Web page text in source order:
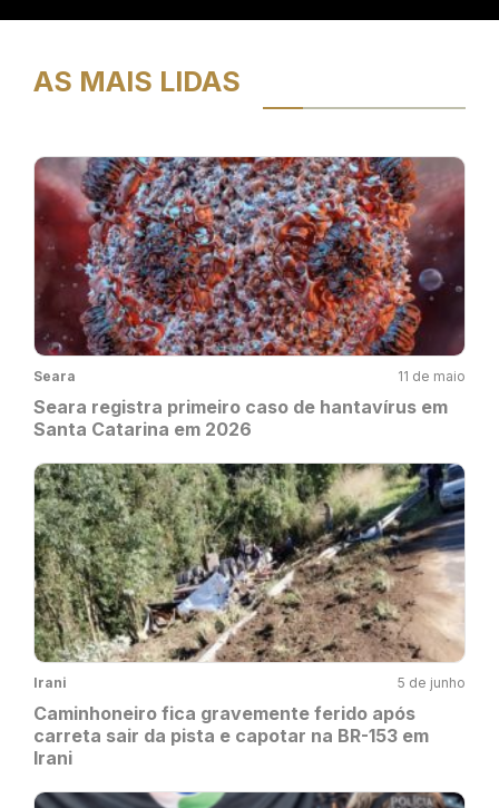
AS MAIS LIDAS
Seara 11 de maio
Seara registra primeiro caso de hantavírus em
Santa Catarina em 2026
Irani 5 de junho
Caminhoneiro fica gravemente ferido após
carreta sair da pista e capotar na BR-153 em
Irani